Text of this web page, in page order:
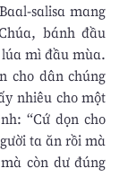
salisa mang
bánh đầu
mì đầu mùa.
cho dân chúng
nhiêu cho một
“Cứ dọn cho
ta ăn rồi mà
còn dư đúng